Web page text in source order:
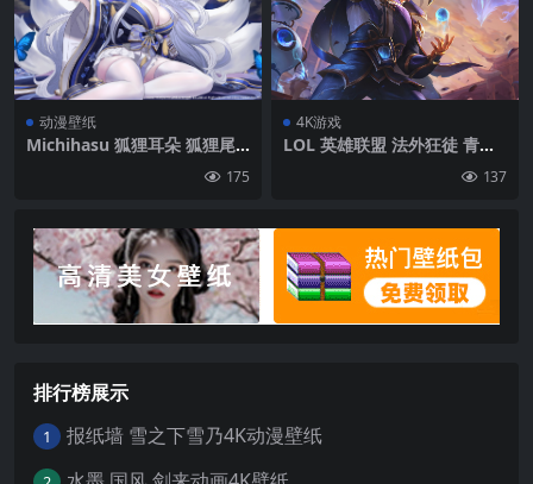
动漫壁纸
Michihasu 狐狸耳朵 狐狸尾
乳沟 蓝色 Shinano(蓝色线)175
4K游戏
LOL 英雄联盟 法外狂徒 青花
137
排行榜展示
1 报纸墙 雪之下雪乃4K动漫壁纸